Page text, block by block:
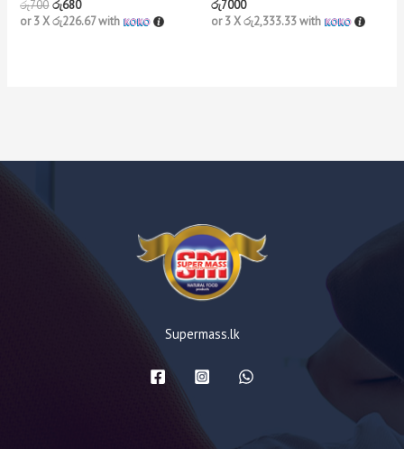
රු700 රු680
or 3 Xරු226.67with
රු7000
or 3 Xරු2,333.33with
Supermass.lk